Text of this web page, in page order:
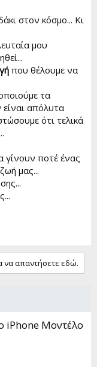
στον κόσμο... Κι
μου
που θέλουμε να
τα
απόλυτα
ότι τελικά
γίνουν ποτέ ένας
μας...
να απαντήσετε εδώ.
iPhone Μοντέλο